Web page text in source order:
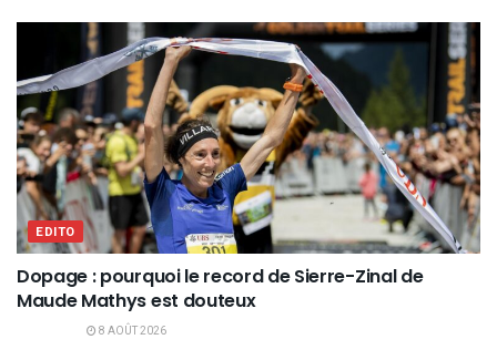
EDITO
Dopage : pourquoi le record de Sierre-Zinal de
Maude Mathys est douteux
8 AOÛT 2026